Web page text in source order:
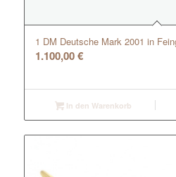
1 DM Deutsche Mark 2001 in
1.100,00€
In den Warenkorb